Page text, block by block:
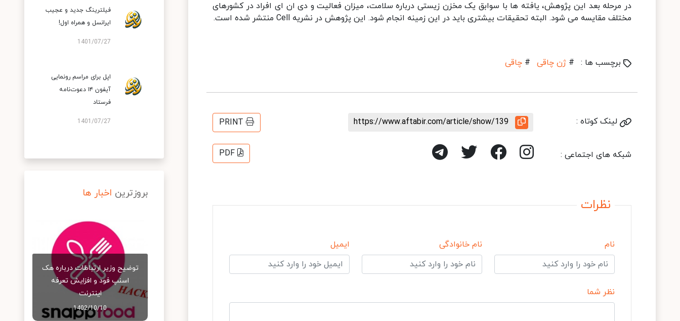
در مرحله بعد این پژوهش، یافته ها با سوابق یک مخزن زیستی درباره سلامت، میزان فعالیت و دی ان ای افراد در کشورهای
مختلف مقایسه می شود. البته تحقیقات بیشتری باید در این زمینه انجام شود. این پژوهش در نشریه Cell منتشر شده است.
برچسب ها : # ژن چاقی # چاقی
لینک کوتاه : https://www.aftabir.com/article/show/139
PRINT
شبکه های اجتماعی : PDF
نظرات
نام نام خانوادگی ایمیل
نظر شما
فیلترینگ جدید و عجیب
ایرانسل و همراه اول!
1401/07/27
اپل برای مراسم رونمایی
آیفون ۱۴ دعوت‌نامه
فرستاد
1401/07/27
بروزترین اخبار ها
توضیح وزیر ارتباطات درباره هک
اسنپ‌ فود و افزایش تعرفه
اینترنت
1402/10/10